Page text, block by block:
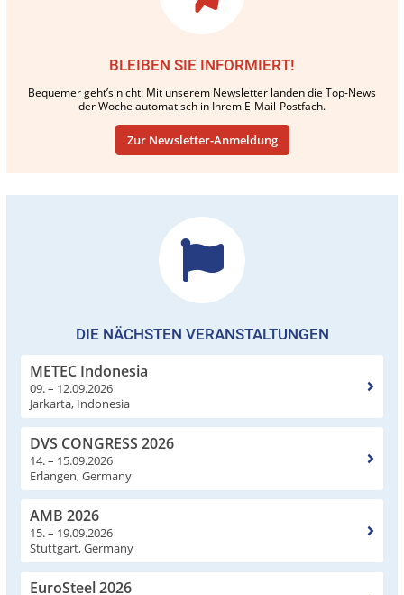
BLEIBEN SIE INFORMIERT!
Bequemer geht’s nicht: Mit unserem Newsletter landen die Top-News
der Woche automatisch in Ihrem E-Mail-Postfach.
Zur Newsletter-Anmeldung
DIE NÄCHSTEN VERANSTALTUNGEN
METEC Indonesia
09. – 12.09.2026
Jarkarta, Indonesia
DVS CONGRESS 2026
14. – 15.09.2026
Erlangen, Germany
AMB 2026
15. – 19.09.2026
Stuttgart, Germany
EuroSteel 2026